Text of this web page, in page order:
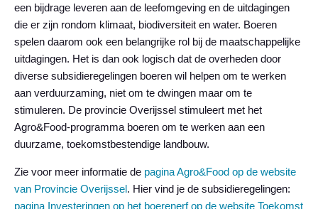
een bijdrage leveren aan de leefomgeving en de uitdagingen
die er zijn rondom klimaat, biodiversiteit en water. Boeren
spelen daarom ook een belangrijke rol bij de maatschappelijke
uitdagingen. Het is dan ook logisch dat de overheden door
diverse subsidieregelingen boeren wil helpen om te werken
aan verduurzaming, niet om te dwingen maar om te
stimuleren. De provincie Overijssel stimuleert met het
Agro&Food-programma boeren om te werken aan een
duurzame, toekomstbestendige landbouw.
Zie voor meer informatie de pagina Agro&Food op de website
van Provincie Overijssel. Hier vind je de subsidieregelingen:
pagina Investeringen op het boerenerf op de website Toekomst